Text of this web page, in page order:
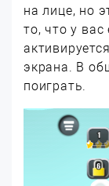
на лице, но
то, что у вас
экрана. В
поиграть.